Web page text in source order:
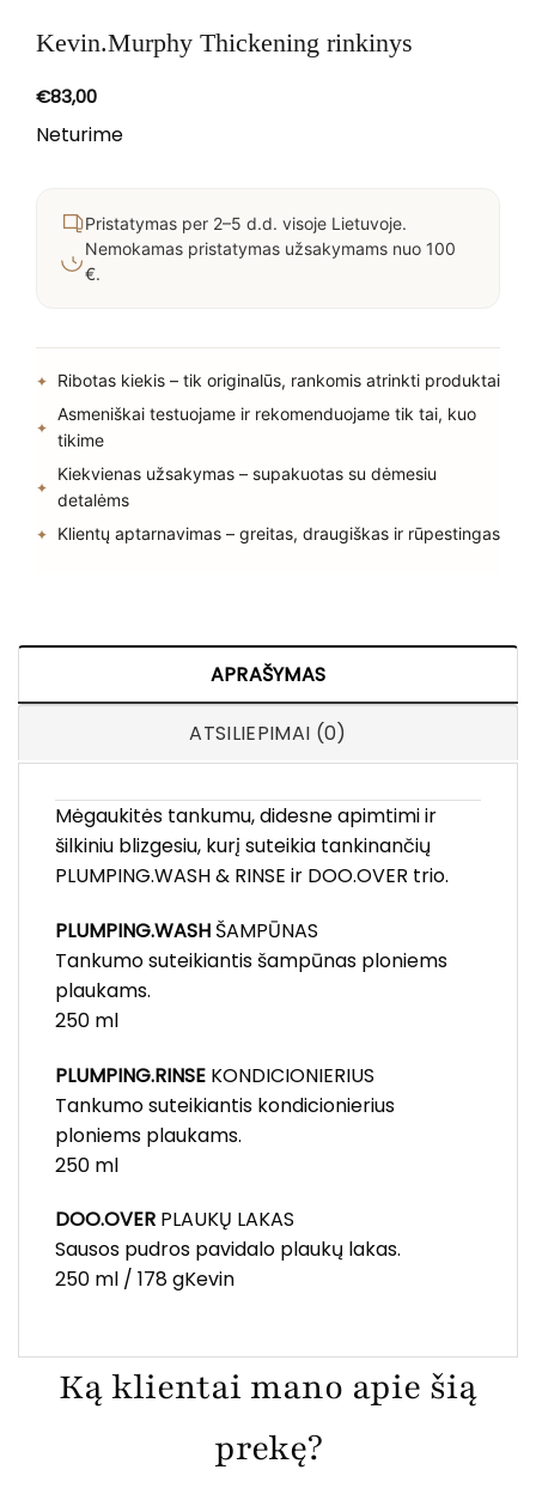
Kevin.Murphy Thickening rinkinys
€83,00
Neturime
Pristatymas per 2–5 d.d. visoje Lietuvoje.
Nemokamas pristatymas užsakymams nuo 100
€.
Ribotas kiekis – tik originalūs, rankomis atrinkti produktai
Asmeniškai testuojame ir rekomenduojame tik tai, kuo
tikime
Kiekvienas užsakymas – supakuotas su dėmesiu
detalėms
Klientų aptarnavimas – greitas, draugiškas ir rūpestingas
APRAŠYMAS
ATSILIEPIMAI (0)
Mėgaukitės tankumu, didesne apimtimi ir
šilkiniu blizgesiu, kurį suteikia tankinančių
PLUMPING.WASH & RINSE ir DOO.OVER trio.
PLUMPING.WASH ŠAMPŪNAS
Tankumo suteikiantis šampūnas ploniems
plaukams.
250 ml
PLUMPING.RINSE KONDICIONIERIUS
Tankumo suteikiantis kondicionierius
ploniems plaukams.
250 ml
DOO.OVER PLAUKŲ LAKAS
Sausos pudros pavidalo plaukų lakas.
250 ml / 178 gKevin
Ką klientai mano apie šią
prekę?